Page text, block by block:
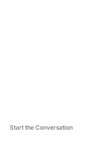
Start the Conversation